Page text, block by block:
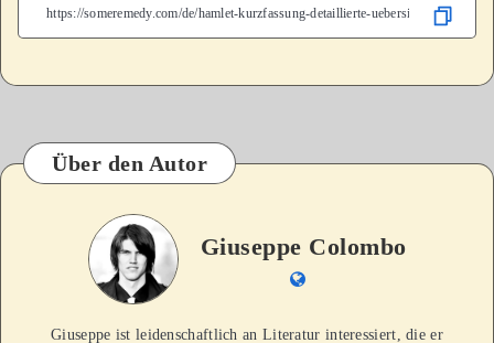
Über den Autor
Giuseppe Colombo
Giuseppe ist leidenschaftlich an Literatur interessiert, die er